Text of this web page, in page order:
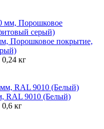
Порошковое покрытие,
кг
RAL 9010 (Белый)
кг